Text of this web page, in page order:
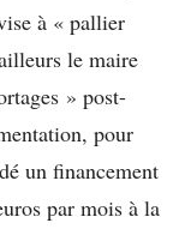
à « pallier
le maire
» post-
pour
un financement
par mois à la